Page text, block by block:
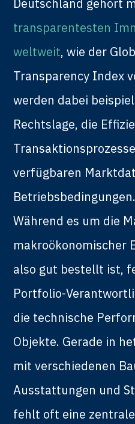
Deutschland gehört
transparentesten
weltweit, wie der
Transparency Index
werden dabei
Rechtslage, die
verfügbaren
Betriebsbedingungen.
Während es um die
makroökonomischer
also gut bestellt ist,
Portfolio-
die technische
Objekte. Gerade in
mit verschiedenen
Ausstattungen und
fehlt oft eine